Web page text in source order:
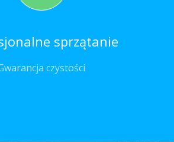
sprzątanie
czystości